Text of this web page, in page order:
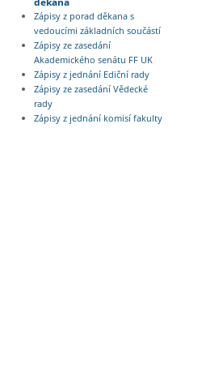
Zápisy z porad děkana s
vedoucími základních součástí
Zápisy ze zasedání
Akademického senátu FF UK
Zápisy z jednání Ediční rady
Zápisy ze zasedání Vědecké
rady
Zápisy z jednání komisí fakulty